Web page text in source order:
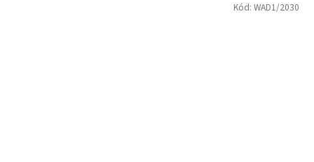
Kód: WAD1/2030